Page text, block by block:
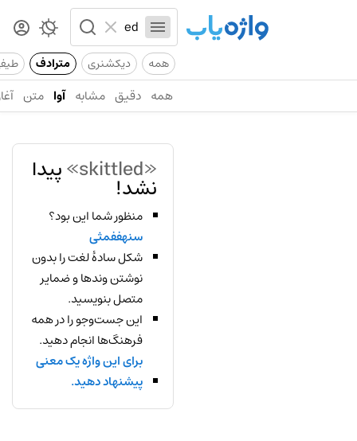
همه دیکشنری مترادف
همه دقیق مشابه آوا متن
«skittled» پیدا
نشد!
منظور شما این بود؟
سنهففمثی
شکل سادهٔ لغت را بدون
نوشتن وندها و ضمایر
متصل بنویسید.
این جست‌وجو را در همه
فرهنگ‌ها انجام دهید.
برای این واژه یک معنی
پیشنهاد دهید.